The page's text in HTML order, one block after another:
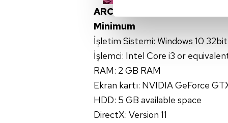
Her halükârda, kullanıcılar,
Sizlere daha iyi bir hizmet
çerezler vasıtasıyla çeşitli
amacıyla kullanılmaktadır.
reklam/pazarlama faaliyetlerinin
Çerezlere ilişkin tercihlerinizi
butonuna tıklayabilir,Çerez
ARCADE PARADISE SİSTEM
Minimum
İşletim Sistemi: Windows 10 32bit
İşlemci: Intel Core i3 or
RAM: 2 GB RAM
Ekran kartı: NVIDIA GeForce
HDD: 5 GB available space
DirectX: Version 11